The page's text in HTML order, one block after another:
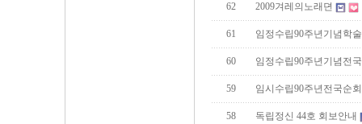
62 2009겨레의노래뎐
61 임정수립90주년기념학
60 임정수립90주년기념전
59 임시수립90주년전국순
58 독립정신 44호 회보안내